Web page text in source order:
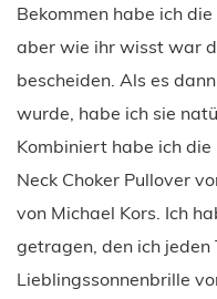
Bekommen habe ich
aber wie ihr wisst war
bescheiden. Als es
wurde, habe ich sie
Kombiniert habe ich
Neck Choker Pullover
von Michael Kors. Ich
getragen, den ich jeden
Lieblingssonnenbrille